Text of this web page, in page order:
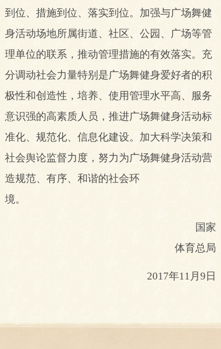
到位、措施到位、落实到位。加强与广场舞健
身活动场地所属街道、社区、公园、广场等管
理单位的联系，推动管理措施的有效落实。充
分调动社会力量特别是广场舞健身爱好者的积
极性和创造性，培养、使用管理水平高、服务
意识强的高素质人员，推进广场舞健身活动标
准化、规范化、信息化建设。加大科学决策和
社会舆论监督力度，努力为广场舞健身活动营
造规范、有序、和谐的社会环
境。
国家
体育总局
2017年11月9日